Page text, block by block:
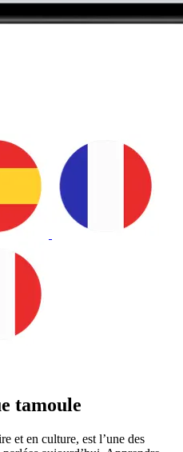
tamoule
et en culture, est l’une des